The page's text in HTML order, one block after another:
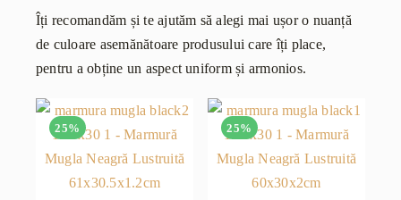
Îți recomandăm și te ajutăm să alegi mai ușor o nuanță
de culoare asemănătoare produsului care îți place,
pentru a obține un aspect uniform și armonios.
25% 25%